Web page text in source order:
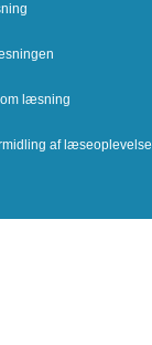
læsning
af